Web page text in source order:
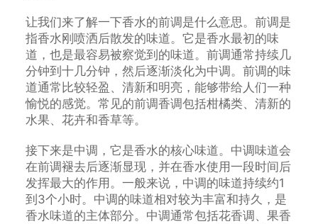
让我们来了解一下香水的前调是什么意思。前调是
指香水刚喷洒后散发的味道。它是香水最初的味
道，也是最容易被察觉到的味道。前调通常持续几
分钟到十几分钟，然后逐渐淡化为中调。前调的味
道通常比较轻盈、清新和明亮，能够带给人们一种
愉悦的感觉。常见的前调香调包括柑橘类、清新的
水果、花卉和香草等。
接下来是中调，它是香水的核心味道。中调味道会
在前调褪去后逐渐显现，并在香水使用一段时间后
发挥最大的作用。一般来说，中调的味道持续约1
到3个小时。中调的味道相对较为丰富和持久，是
香水味道的主体部分。中调通常包括花香调、果香